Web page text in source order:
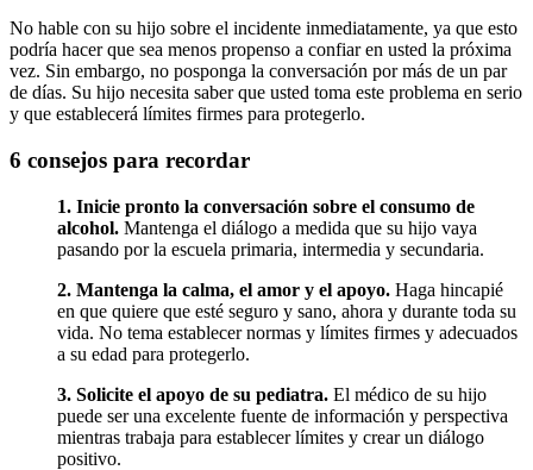
No hable con su hijo sobre el incidente inmediatamente, ya que esto
podría hacer que sea menos propenso a confiar en usted la próxima
vez. Sin embargo, no posponga la conversación por más de un par
de días. Su hijo necesita saber que usted toma este problema en serio
y que establecerá límites firmes para protegerlo.
6 consejos para recordar
1. Inicie pronto la conversación sobre el consumo de
alcohol. Mantenga el diálogo a medida que su hijo vaya
pasando por la escuela primaria, intermedia y secundaria.
2. Mantenga la calma, el amor y el apoyo. Haga hincapié
en que quiere que esté seguro y sano, ahora y durante toda su
vida. No tema establecer normas y límites firmes y adecuados
a su edad para protegerlo.
3. Solicite el apoyo de su pediatra. El médico de su hijo
puede ser una excelente fuente de información y perspectiva
mientras trabaja para establecer límites y crear un diálogo
positivo.